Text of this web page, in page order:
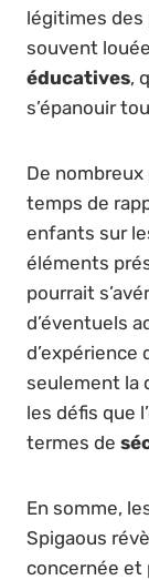
légitimes des
souvent
éducatives,
s’épanouir
De
temps de
enfants sur
éléments
pourrait
d’éventuels
d’expérience
seulement la
les défis que
termes de
En somme,
Spigaous
concernée et